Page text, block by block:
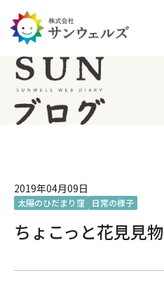
2019年04月09日
太陽のひだまり窪 日常の様子
ちょこっと花見見物